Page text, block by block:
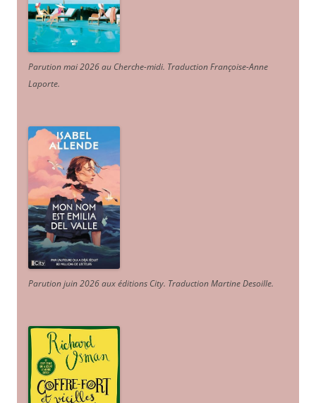
Parution mai 2026 au Cherche-midi. Traduction Françoise-Anne
Laporte.
Parution juin 2026 aux éditions City. Traduction Martine Desoille.